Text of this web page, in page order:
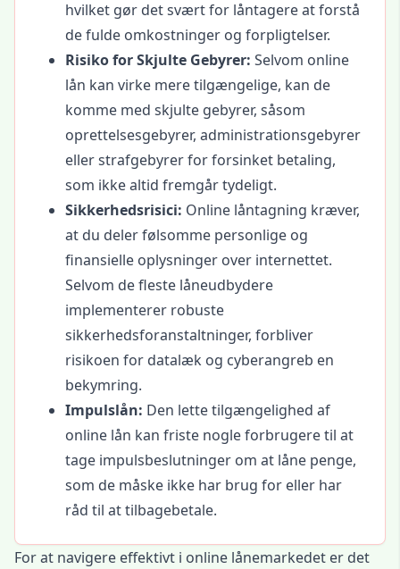
hvilket gør det svært for låntagere at forstå
de fulde omkostninger og forpligtelser.
Risiko for Skjulte Gebyrer: Selvom online
lån kan virke mere tilgængelige, kan de
komme med skjulte gebyrer, såsom
oprettelsesgebyrer, administrationsgebyrer
eller strafgebyrer for forsinket betaling,
som ikke altid fremgår tydeligt.
Sikkerhedsrisici: Online låntagning kræver,
at du deler følsomme personlige og
finansielle oplysninger over internettet.
Selvom de fleste låneudbydere
implementerer robuste
sikkerhedsforanstaltninger, forbliver
risikoen for datalæk og cyberangreb en
bekymring.
Impulslån: Den lette tilgængelighed af
online lån kan friste nogle forbrugere til at
tage impulsbeslutninger om at låne penge,
som de måske ikke har brug for eller har
råd til at tilbagebetale.
For at navigere effektivt i online lånemarkedet er det